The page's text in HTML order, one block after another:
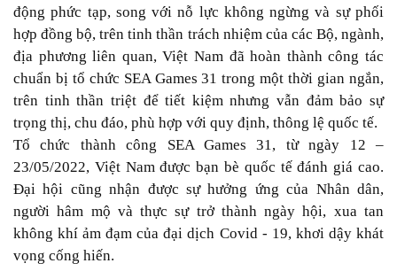
động phức tạp, song với nỗ lực không ngừng và sự phối
hợp đồng bộ, trên tinh thần trách nhiệm của các Bộ, ngành,
địa phương liên quan, Việt Nam đã hoàn thành công tác
chuẩn bị tổ chức SEA Games 31 trong một thời gian ngắn,
trên tinh thần triệt để tiết kiệm nhưng vẫn đảm bảo sự
trọng thị, chu đáo, phù hợp với quy định, thông lệ quốc tế.
Tổ chức thành công SEA Games 31, từ ngày 12 –
23/05/2022, Việt Nam được bạn bè quốc tế đánh giá cao.
Đại hội cũng nhận được sự hưởng ứng của Nhân dân,
người hâm mộ và thực sự trở thành ngày hội, xua tan
không khí ảm đạm của đại dịch Covid - 19, khơi dậy khát
vọng cống hiến.